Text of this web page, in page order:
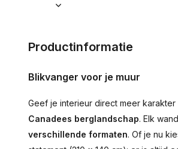
Productinformatie
Blikvanger voor je muur
Geef je interieur direct meer
Canadees berglandschap. Elk
verschillende formaten. Of je nu